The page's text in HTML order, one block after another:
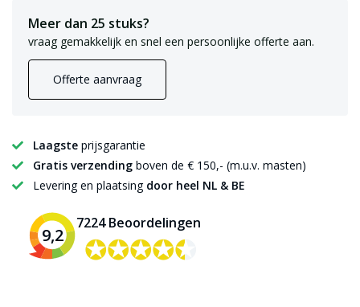
Meer dan 25 stuks?
vraag gemakkelijk en snel een persoonlijke offerte aan.
Offerte aanvraag
Laagste prijsgarantie
Gratis verzending boven de € 150,- (m.u.v. masten)
Levering en plaatsing door heel NL & BE
9,2
7224 Beoordelingen
✪✪✪✪✪
✪✪✪✪✪